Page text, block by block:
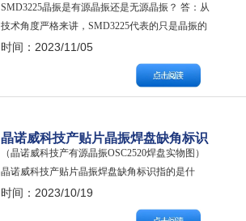
晶振？
SMD3225晶振是有源晶振还是无源晶振？ 答：从
技术角度严格来讲，SMD3225代表的只是晶振的
封装尺寸。 关于SMD3225晶振是有源晶振还是无
源晶振，晶诺威科技解释如下： 在 “SMD3225”这
个表述中，SMD代表“贴片式”，适合SMT回流焊
自动贴片作业，“3225”代表的是该型号晶振的尺
时间：2023/11/05
晶诺威科技产贴片晶振焊盘缺角标识
指的是什么？
（晶诺威科技产有源晶振OSC2520焊盘实物图）
晶诺威科技产贴片晶振焊盘缺角标识指的是什
么？ 答：一般情况下，四脚无源贴片晶振焊盘缺
角标识指的是该脚位为无源晶振的频率管脚1号
时间：2023/10/19